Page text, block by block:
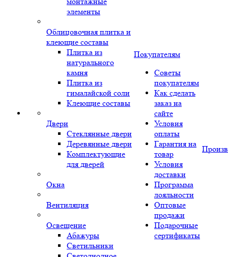
элементы
Облицовочная плитка и
клеющие составы
Плитка из
натурального
камня
Плитка из
гималайской соли
Клеющие составы
Двери
Стеклянные двери
Деревянные двери
Комплектующие
для дверей
Окна
Вентиляция
Освещение
Абажуры
Светильники
Покупателям
Советы
покупателям
Как сделать
заказ на
сайте
Условия
оплаты
Гарантия на
товар
Условия
доставки
Программа
лояльности
Оптовые
продажи
Подарочные
сертификаты